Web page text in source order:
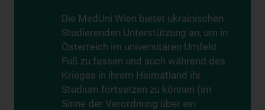
Die MedUni Wien bietet ukrainischen
Studierenden Unterstützung an, um in
Österreich im universitären Umfeld
Fuß zu fassen und auch während des
Krieges in ihrem Heimatland ihr
Studium fortsetzen zu können (im
Sinne der Verordnung über ein